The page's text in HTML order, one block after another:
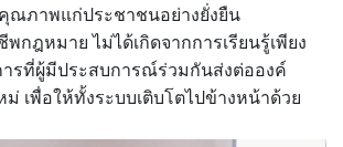
ณภาพแก่ประชาชนอย่างยั่งยืน
พกฎหมาย ไม่ได้เกิดจากการเรียนรู้เพียง
ารที่ผู้มีประสบการณ์ร่วมกันส่งต่อองค์
เพื่อให้ทั้งระบบเติบโตไปข้างหน้าด้วย